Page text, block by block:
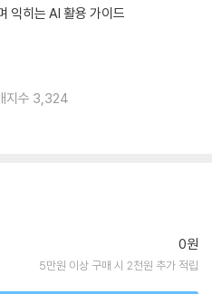
익히는 AI 활용 가이드
지수 3,324
0원
5만원 이상 구매 시 2천원 추가 적립